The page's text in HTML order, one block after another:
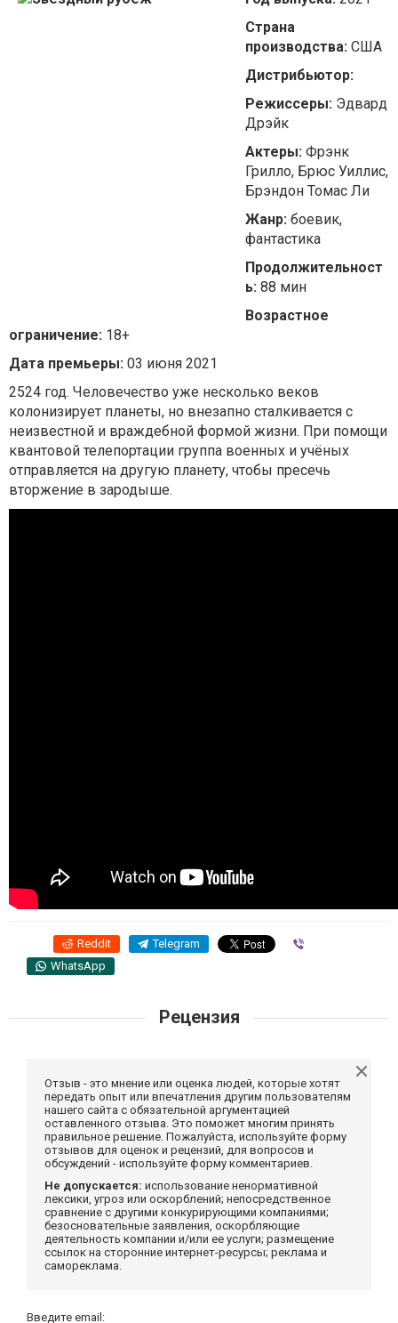
Страна
производства: США
Дистрибьютор:
Режиссеры: Эдвард
Дрэйк
Актеры: Фрэнк
Грилло, Брюс Уиллис,
Брэндон Томас Ли
Жанр: боевик,
фантастика
Продолжительност
ь: 88 мин
Возрастное
ограничение: 18+
Дата премьеры: 03 июня 2021
2524 год. Человечество уже несколько веков
колонизирует планеты, но внезапно сталкивается с
неизвестной и враждебной формой жизни. При помощи
квантовой телепортации группа военных и учёных
отправляется на другую планету, чтобы пресечь
вторжение в зародыше.
Reddit Telegram
WhatsApp
Рецензия
Отзыв - это мнение или оценка людей, которые хотят
передать опыт или впечатления другим пользователям
нашего сайта с обязательной аргументацией
оставленного отзыва. Это поможет многим принять
правильное решение. Пожалуйста, используйте форму
отзывов для оценок и рецензий, для вопросов и
обсуждений - используйте форму комментариев.
Не допускается: использование ненормативной
лексики, угроз или оскорблений; непосредственное
сравнение с другими конкурирующими компаниями;
безосновательные заявления, оскорбляющие
деятельность компании и/или ее услуги; размещение
ссылок на сторонние интернет-ресурсы; реклама и
самореклама.
Введите email: